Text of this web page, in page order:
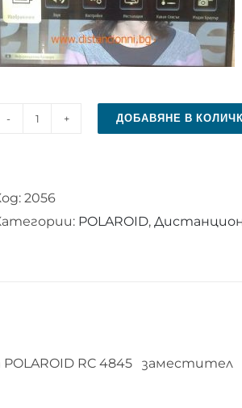
количество
управление
за
ДОБАВЯНЕ В
2056
POLAROID,
RC 4845 заместител